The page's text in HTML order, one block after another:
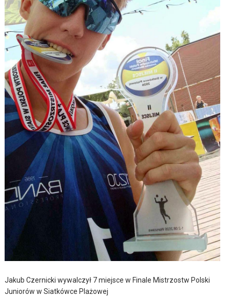
Jakub Czernicki wywalczył 7 miejsce w Finale Mistrzostw Polski
Juniorów w Siatkówce Plażowej